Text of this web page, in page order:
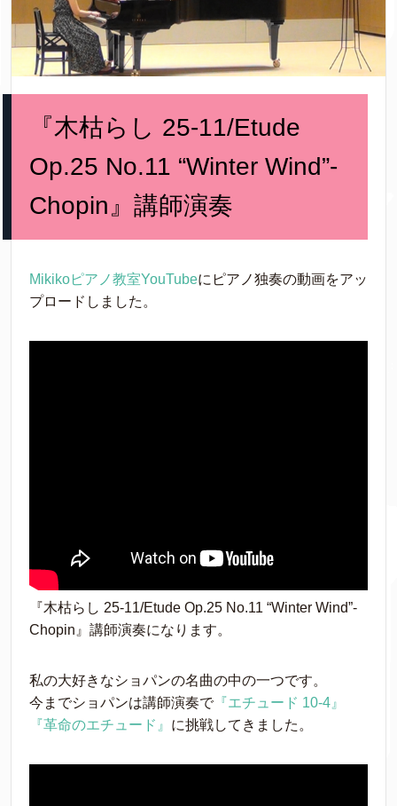
『木枯らし 25-11/Etude
Op.25 No.11 “Winter Wind”-
Chopin』講師演奏
Mikikoピアノ教室YouTubeにピアノ独奏の動画をアッ
プロードしました。
『木枯らし 25-11/Etude Op.25 No.11 “Winter Wind”-
Chopin』講師演奏になります。
私の大好きなショパンの名曲の中の一つです。
今までショパンは講師演奏で『エチュード 10-4』
『革命のエチュード』 に挑戦してきました。